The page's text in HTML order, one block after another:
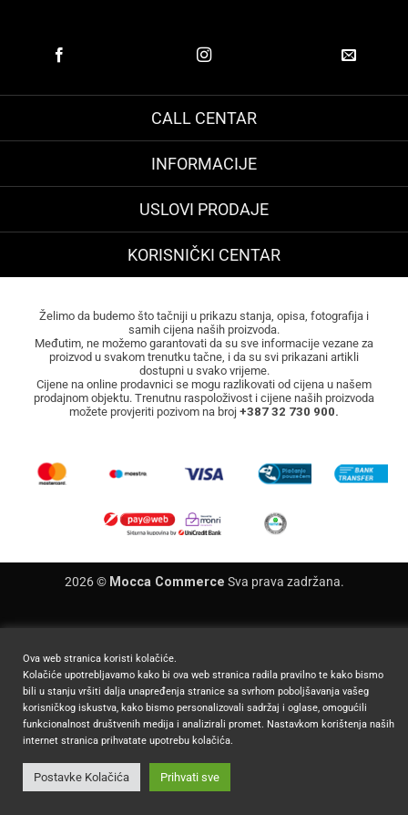
CALL CENTAR
INFORMACIJE
USLOVI PRODAJE
KORISNIČKI CENTAR
Želimo da budemo što tačniji u prikazu stanja, opisa, fotografija i
samih cijena naših proizvoda.
Međutim, ne možemo garantovati da su sve informacije vezane za
proizvod u svakom trenutku tačne, i da su svi prikazani artikli
dostupni u svako vrijeme.
Cijene na online prodavnici se mogu razlikovati od cijena u našem
prodajnom objektu. Trenutnu raspoloživost i cijene naših proizvoda
možete provjeriti pozivom na broj +387 32 730 900.
2026 © Mocca Commerce Sva prava zadržana.
Ova web stranica koristi kolačiće.
Kolačiće upotrebljavamo kako bi ova web stranica radila pravilno te kako bismo
bili u stanju vršiti dalja unapređenja stranice sa svrhom poboljšavanja vašeg
korisničkog iskustva, kako bismo personalizovali sadržaj i oglase, omogućili
funkcionalnost društvenih medija i analizirali promet. Nastavkom korištenja naših
internet stranica prihvatate upotrebu kolačića.
Postavke Kolačića Prihvati sve